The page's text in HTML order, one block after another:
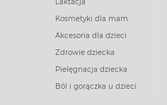
Kosmetyki dla mam
Akcesoria dla dzieci
Zdrowie dziecka
Pielęgnacja dziecka
Ból i gorączka u dzieci